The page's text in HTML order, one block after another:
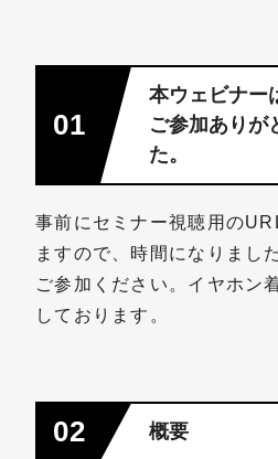
01
本ウェビナー
ご参加ありが
た。
事前にセミナー視聴用の
ますので、時間になりまし
ご参加ください。イヤホン
しております。
02 概要